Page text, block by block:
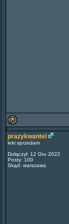
prazykwantel
leki sprzedam
Dołączył: 12 Gru 2022
Posty: 100
Skąd: warszawa